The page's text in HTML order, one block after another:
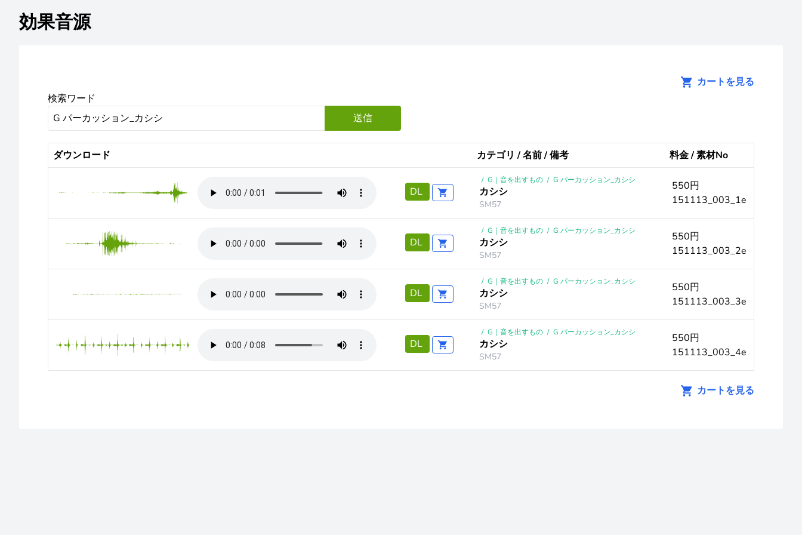
効果音源
カートを見る
検索ワード
送信
ダウンロード カテゴリ / 名前 / 備考 料金 / 素材No
DL
/ G｜音を出すもの / G パーカッション_カシシ
カシシ
SM57
550円
151113_003_1e
DL
/ G｜音を出すもの / G パーカッション_カシシ
カシシ
SM57
550円
151113_003_2e
DL
/ G｜音を出すもの / G パーカッション_カシシ
カシシ
SM57
550円
151113_003_3e
DL
/ G｜音を出すもの / G パーカッション_カシシ
カシシ
SM57
550円
151113_003_4e
カートを見る